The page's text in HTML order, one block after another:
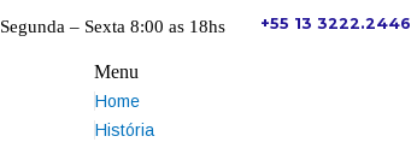
+55 13 3222.2446
Segunda – Sexta 8:00 as 18hs
Menu
Home
História